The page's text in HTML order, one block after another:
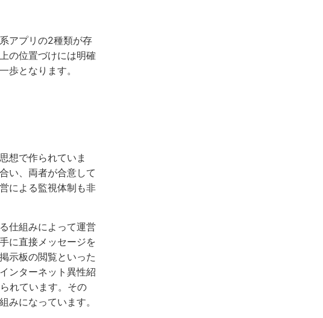
アプリの2種類が存
の位置づけには明確
歩となります。
想で作られていま
い、両者が合意して
による監視体制も非
仕組みによって運営
に直接メッセージを
示板の閲覧といった
ンターネット異性紹
れています。その
みになっています。